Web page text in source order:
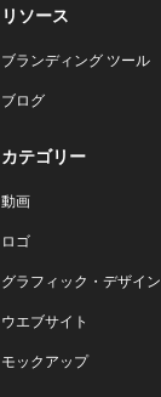
リソース
ブランディング ツール
ブログ
カテゴリー
動画
ロゴ
グラフィック・デザイン
ウエブサイト
モックアップ